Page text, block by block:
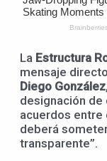
La Estructura
mensaje
Diego González
designación de
acuerdos entre
deberá
transparente”.